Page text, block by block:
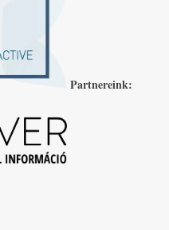
Partnereink: